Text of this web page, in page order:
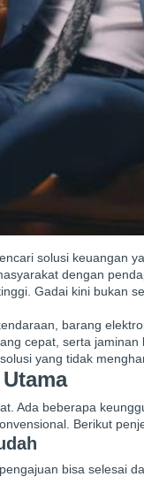
solusi keuangan
dengan
Gadai kini bukan
barang
cepat, serta
yang tidak
Ada beberapa
Berikut
bisa selesai